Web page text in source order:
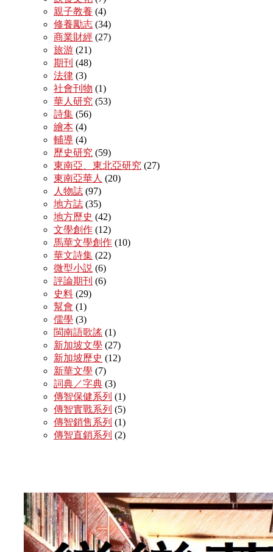
親子教養 (4)
修養勵志 (34)
商業財經 (27)
旅游 (21)
期刊 (48)
法律 (3)
社會刊物 (1)
華人研究 (53)
詩集 (56)
繪本 (4)
輔導 (4)
歷史研究 (59)
東南亞、東北亞研究 (27)
東南亞華人 (20)
人物誌 (97)
地方誌 (35)
地方歷史 (42)
文學創作 (12)
馬華文學創作 (10)
華文詩集 (22)
微型小説 (6)
評論期刊 (6)
史料 (29)
幫會 (1)
儒學 (3)
閩南語歌謠 (1)
新加坡文學 (27)
新加坡歷史 (12)
新華文學 (7)
詞典／字典 (3)
傳智保健系列 (1)
傳智實戰系列 (5)
傳智銷售系列 (1)
傳智直銷系列 (2)